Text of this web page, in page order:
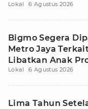
Tetangga
Lokal 6 Agustus 2026
Bigmo Segera
Metro Jaya
Libatkan Anak
Lokal 6 Agustus 2026
Lima Tahun